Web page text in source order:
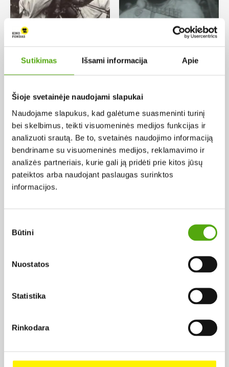
Sutikimas Išsami informacija Apie
Šioje svetainėje naudojami slapukai
Naudojame slapukus, kad galėtume suasmeninti turinį
bei skelbimus, teikti visuomeninės medijos funkcijas ir
analizuoti srautą. Be to, svetainės naudojimo informaciją
bendriname su visuomeninės medijos, reklamavimo ir
analizės partneriais, kurie gali ją pridėti prie kitos jūsų
pateiktos arba naudojant paslaugas surinktos
informacijos.
pasirinkimas
Būtini
Nuostatos
Statistika
Rinkodara
1972,Rež. Marijonas Giedrys 1972,Rež. Marijonas Giedrys
K
V